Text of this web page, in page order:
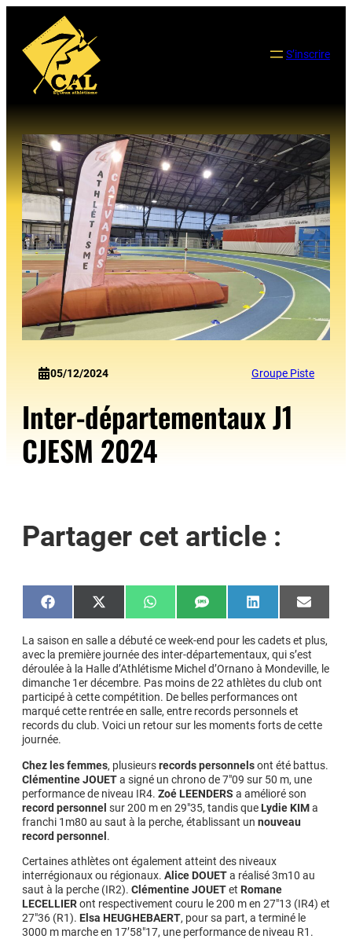
contenu
S’inscrire
05/12/2024 Groupe Piste
Inter-départementaux J1
CJESM 2024
Partager cet article :
Share
on
Share
on
(Twitter)
Share
on
Share
on
Share
on
Share
on
La saison en salle a débuté ce week-end pour les cadets et plus,
avec la première journée des inter-départementaux, qui s’est
déroulée à la Halle d’Athlétisme Michel d’Ornano à Mondeville, le
dimanche 1er décembre. Pas moins de 22 athlètes du club ont
participé à cette compétition. De belles performances ont
marqué cette rentrée en salle, entre records personnels et
records du club. Voici un retour sur les moments forts de cette
journée.
Chez les femmes, plusieursrecords personnelsont été battus.
Clémentine JOUETa signé un chrono de 7″09 sur 50 m, une
performance de niveau IR4. Zoé LEENDERS a amélioré son
record personnel sur 200 m en 29″35, tandis que Lydie KIMa
franchi 1m80 au saut à la perche, établissant un nouveau
record personnel .
Certaines athlètes ont également atteint des niveaux
interrégionaux ou régionaux. Alice DOUETa réalisé 3m10 au
saut à la perche (IR2). Clémentine JOUETet Romane
LECELLIERont respectivement couru le 200 m en 27″13 (IR4) et
27″36 (R1). Elsa HEUGHEBAERT, pour sa part, a terminé le
3000 m marche en 17’58″17, une performance de niveau R1.